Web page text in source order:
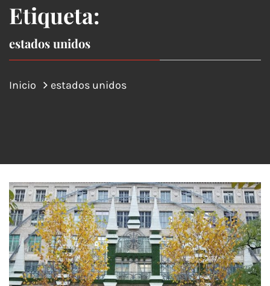
Etiqueta:
estados unidos
Inicio estados unidos